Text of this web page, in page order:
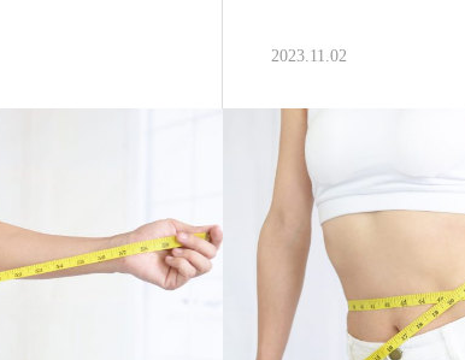
2023.11.02